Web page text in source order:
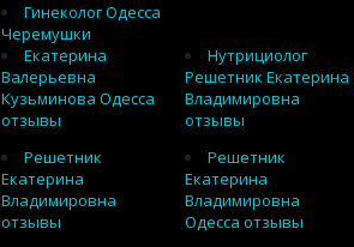
Гинеколог Одесса
Черемушки
Екатерина
Валерьевна
Кузьминова Одесса
отзывы
Нутрициолог
Решетник Екатерина
Владимировна
отзывы
Решетник
Екатерина
Владимировна
отзывы
Решетник
Екатерина
Владимировна
Одесса отзывы